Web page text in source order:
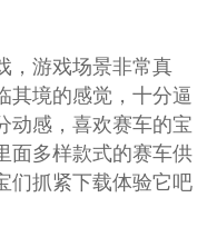
，游戏场景非常真
其境的感觉，十分逼
动感，喜欢赛车的宝
面多样款式的赛车供
们抓紧下载体验它吧